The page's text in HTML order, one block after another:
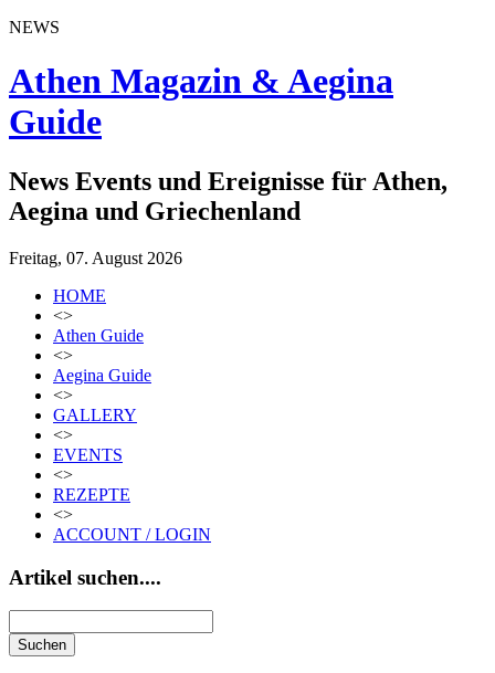
NEWS
Athen Magazin & Aegina
Guide
News Events und Ereignisse für Athen,
Aegina und Griechenland
Freitag, 07. August 2026
HOME
<>
Athen Guide
<>
Aegina Guide
<>
GALLERY
<>
EVENTS
<>
REZEPTE
<>
ACCOUNT / LOGIN
Artikel suchen....